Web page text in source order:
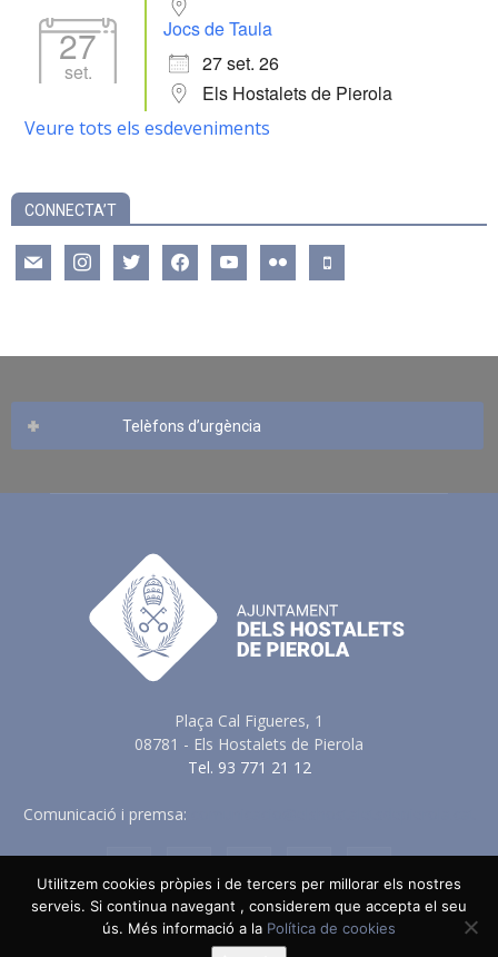
27
set.
Jocs de Taula
27 set. 26
Els Hostalets de Pierola
Veure tots els esdeveniments
CONNECTA’T
mail instagramtwitter facebookyoutube flickr mobile
Telèfons d’urgència
Plaça Cal Figueres, 1
08781 - Els Hostalets de Pierola
Tel. 93 771 21 12
Comunicació i premsa:
Avis Legal Política de Privacitat
Política de Cookies
Política en vers a les Xarxes Socials
Utilitzem cookies pròpies i de tercers per millorar els nostres
serveis. Si continua navegant , considerem que accepta el seu
ús. Més informació a la Política de cookies